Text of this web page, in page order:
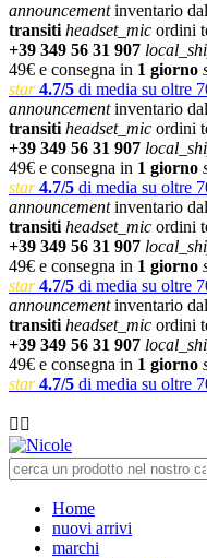
announcementinventario
transiti headset_mic ordini
+39 349 56 31 907
49€ e consegna in 1 giorno
star 4.7/5 di media su oltre
announcementinventario
transiti headset_mic ordini
+39 349 56 31 907
49€ e consegna in 1 giorno
star 4.7/5 di media su oltre
announcementinventario
transiti headset_mic ordini
+39 349 56 31 907
49€ e consegna in 1 giorno
star 4.7/5 di media su oltre
announcementinventario
transiti headset_mic ordini
+39 349 56 31 907
49€ e consegna in 1 giorno
star 4.7/5 di media su oltre

Home
nuovi arrivi
marchi